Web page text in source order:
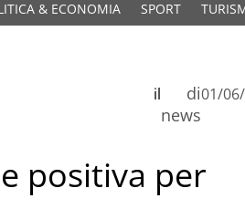
& ECONOMIA SPORT
di
news
il 01/
positiva per